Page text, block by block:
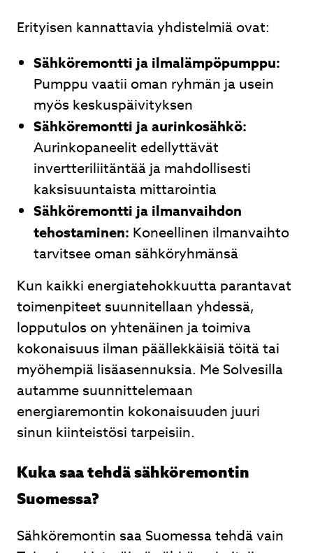
Erityisen kannattavia yhdistelmiä ovat:
Sähköremontti ja ilmalämpöpumppu:
Pumppu vaatii oman ryhmän ja usein
myös keskuspäivityksen
Sähköremontti ja aurinkosähkö:
Aurinkopaneelit edellyttävät
invertteriliitäntää ja mahdollisesti
kaksisuuntaista mittarointia
Sähköremontti ja ilmanvaihdon
tehostaminen: Koneellinen ilmanvaihto
tarvitsee oman sähköryhmänsä
Kun kaikki energiatehokkuutta parantavat
toimenpiteet suunnitellaan yhdessä,
lopputulos on yhtenäinen ja toimiva
kokonaisuus ilman päällekkäisiä töitä tai
myöhempiä lisäasennuksia. Me Solvesilla
autamme suunnittelemaan
energiaremontin kokonaisuuden juuri
sinun kiinteistösi tarpeisiin.
Kuka saa tehdä sähköremontin
Suomessa?
Sähköremontin saa Suomessa tehdä vain